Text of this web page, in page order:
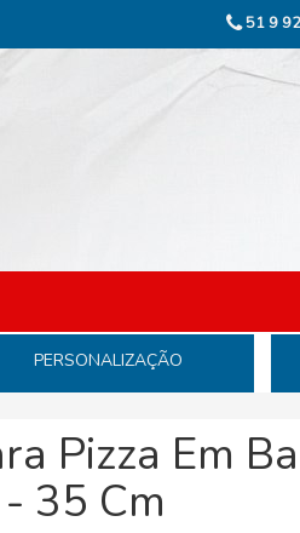
51 9
PERSONALIZAÇÃO
Pizza Em
35 Cm